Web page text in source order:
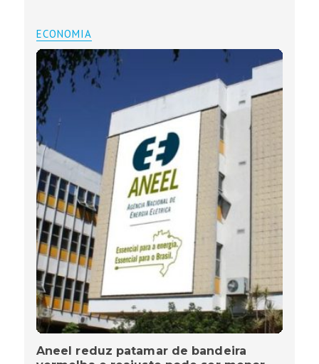
ECONOMIA
Aneel reduz patamar de bandeira